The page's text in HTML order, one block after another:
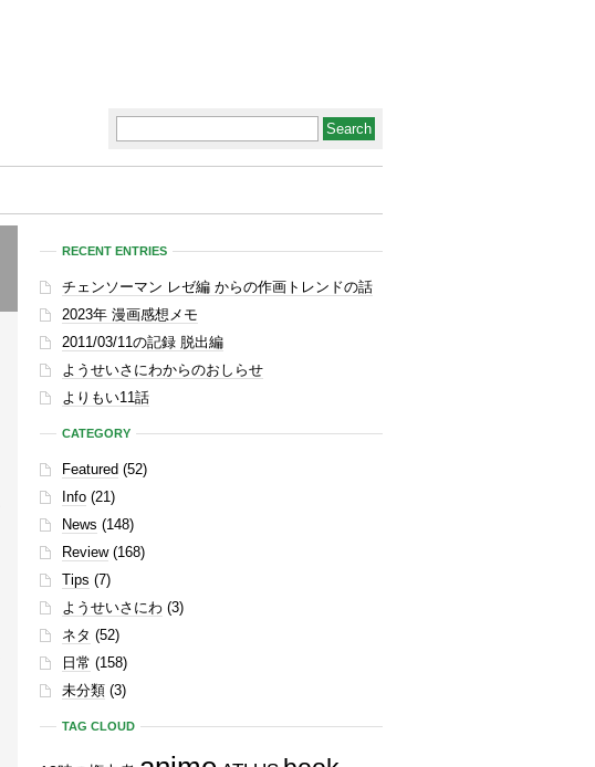
RECENT ENTRIES
チェンソーマン レゼ編 からの作画トレンドの話
2023年 漫画感想メモ
2011/03/11の記録 脱出編
ようせいさにわからのおしらせ
よりもい11話
CATEGORY
Featured (52)
Info (21)
News (148)
Review(168)
Tips (7)
ようせいさにわ (3)
ネタ (52)
日常 (158)
未分類 (3)
TAG CLOUD